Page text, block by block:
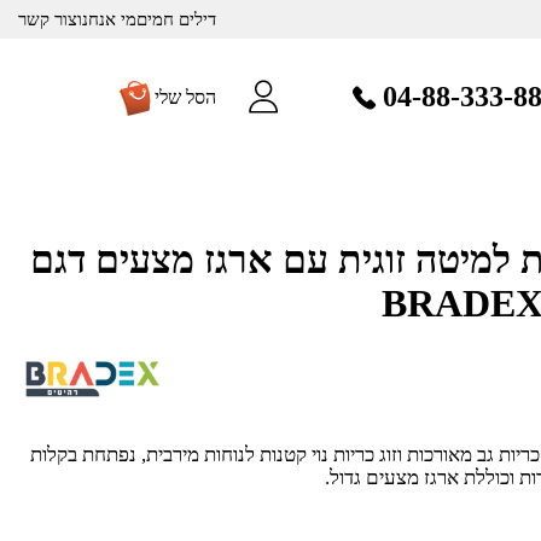
דילים חמיםמי אנחנוצור קשר
04-88-333-88 הסל שלי
למיטה זוגית עם ארגז מצעים דגם
גב מאורכות וזוג כריות נוי קטנות לנוחות מירבית, נפתחת בקלות
וכוללת ארגז מצעים גדול.